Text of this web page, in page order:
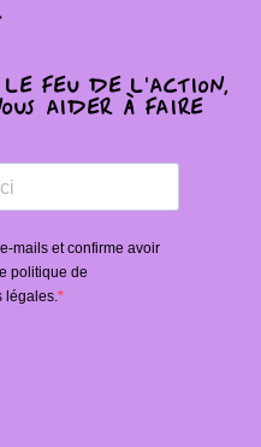
feu de l'action,
aider à faire